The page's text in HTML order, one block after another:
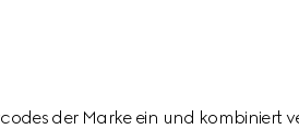
der Marke ein und kombiniert